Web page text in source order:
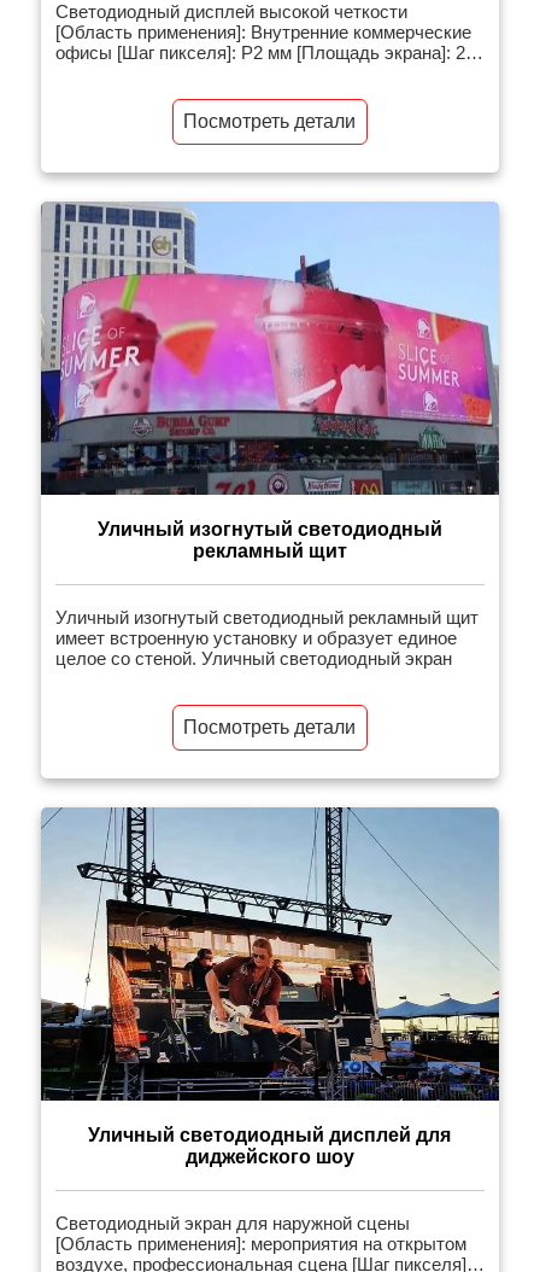
Светодиодный дисплей высокой четкости
[Область применения]: Внутренние коммерческие
офисы [Шаг пикселя]: P2 мм [Площадь экрана]: 24
проект]: Светодиодный дисплей сверхвысокой
четкости 4K — это первый большой экран высокой
поверхность, поддерживающий 3D-эффекты.
момента начала работы. Благодаря этому […]
Посмотреть детали
Уличный изогнутый светодиодный
рекламный щит
Уличный изогнутый светодиодный рекламный щит
имеет встроенную установку и образует единое
целое со стеной. Уличный светодиодный экран
Посмотреть детали
Уличный светодиодный дисплей для
диджейского шоу
Светодиодный экран для наружной сцены
[Область применения]: мероприятия на открытом
воздухе, профессиональная сцена [Шаг пикселя]: